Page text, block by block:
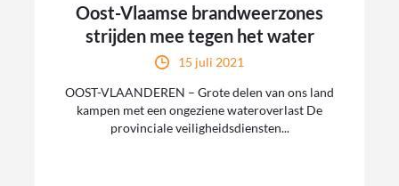
Oost-Vlaamse brandweerzones
strijden mee tegen het water
15 juli 2021
OOST-VLAANDEREN – Grote delen van ons land
kampen met een ongeziene wateroverlast De
provinciale veiligheidsdiensten...